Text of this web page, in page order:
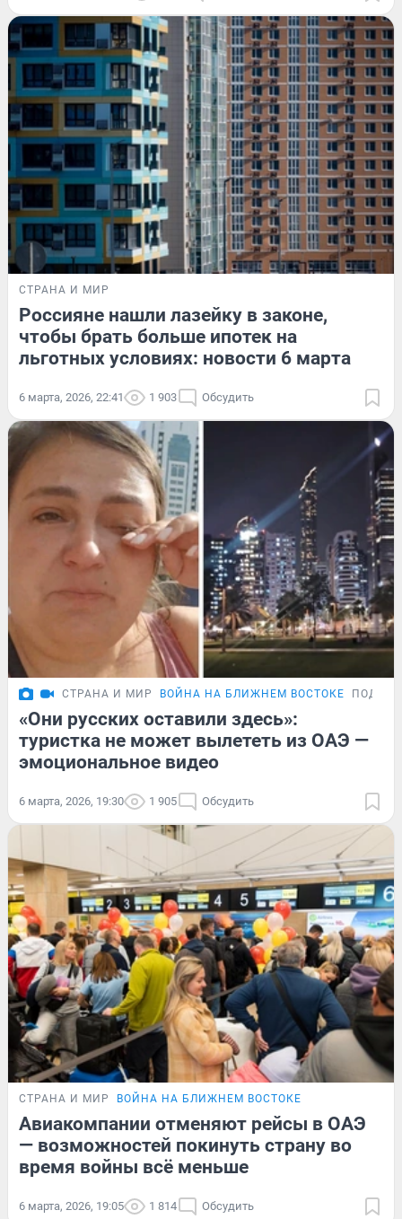
СТРАНА И МИР
Россияне нашли лазейку в законе,
чтобы брать больше ипотек на
льготных условиях: новости 6 марта
6 марта, 2026, 22:41 1 903 Обсудить
СТРАНА И МИР ВОЙНА НА БЛИЖНЕМ ВОСТОКЕ
«Они русских оставили здесь»:
туристка не может вылететь из ОАЭ —
эмоциональное видео
6 марта, 2026, 19:30 1 905 Обсудить
СТРАНА И МИР ВОЙНА НА БЛИЖНЕМ ВОСТОКЕ
Авиакомпании отменяют рейсы в ОАЭ
— возможностей покинуть страну во
время войны всё меньше
6 марта, 2026, 19:05 1 814 Обсудить